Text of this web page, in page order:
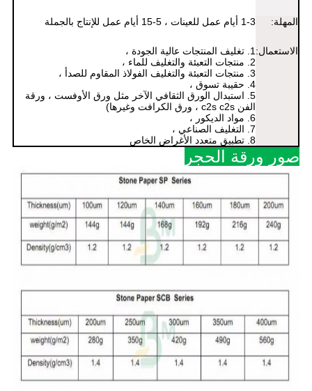
المهلة: 1-3 أيام عمل للعينات ، 5-15 أيام عمل للإنتاج بالجملة
الاستعمال:1. تغليف المنتجات عالية الجودة ،
2. منتجات التعبئة والتغليف للماء ،
3. منتجات التعبئة والتغليف الفولاذ المقاوم للصدأ ،
4. حقيبة تسوق ،
5. استبدال الورق الثقافي الآخر مثل ورق الأوفست ، ورقة
الفن c2s c2s ، ورق الكرافت وغيرها)
6. مواد الديكور ،
7. التغليف الصناعي ،
8. تطبيق متعدد الأغراض الخاص
صور ورقة الحجر